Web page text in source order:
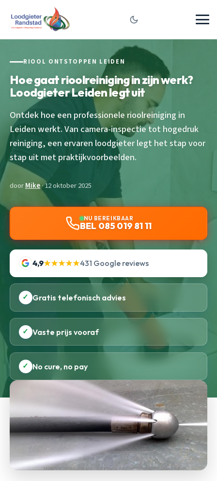
RIOOL ONTSTOPPEN LEIDEN
Hoe gaat rioolreiniging in zijn werk?
Loodgieter Leiden legt uit
Ontdek hoe een professionele rioolreiniging in
Leiden werkt. Van camera-inspectie tot hogedruk
reiniging, een ervaren loodgieter legt het stap voor
stap uit met praktijkvoorbeelden.
doorMike· 12 oktober 2025
NU BEREIKBAAR
BEL 085 019 81 11
4,9★★★★★431 Google reviews
✓ Gratis telefonisch advies
✓ Vaste prijs vooraf
✓ No cure, no pay